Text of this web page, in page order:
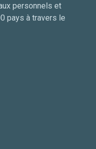
personnels et
pays à travers le